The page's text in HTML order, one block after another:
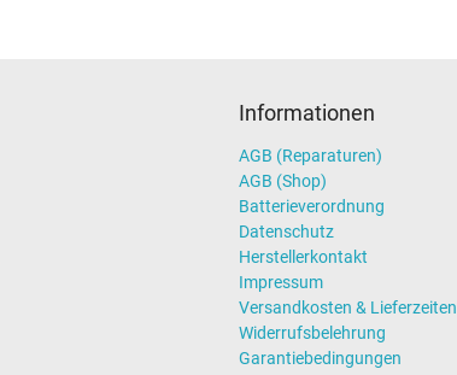
Informationen
AGB (Reparaturen)
AGB (Shop)
Batterieverordnung
Datenschutz
Herstellerkontakt
Impressum
Versandkosten & Lieferzeiten
Widerrufsbelehrung
Garantiebedingungen